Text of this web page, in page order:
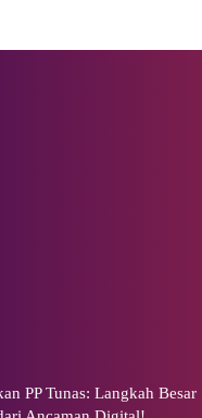
PP Tunas: Langkah Besar